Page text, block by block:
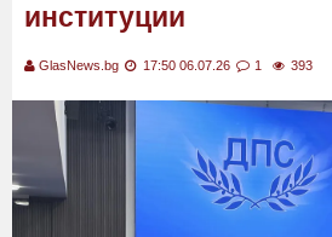
институции
GlasNews.bg 17:50 06.07.26 1 393